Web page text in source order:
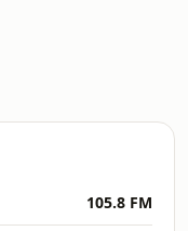
105.8 FM